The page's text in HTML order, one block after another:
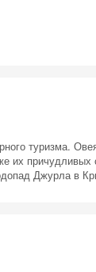
туризма.
их
Джурла в